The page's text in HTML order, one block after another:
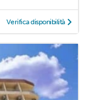
Verifica disponibilità